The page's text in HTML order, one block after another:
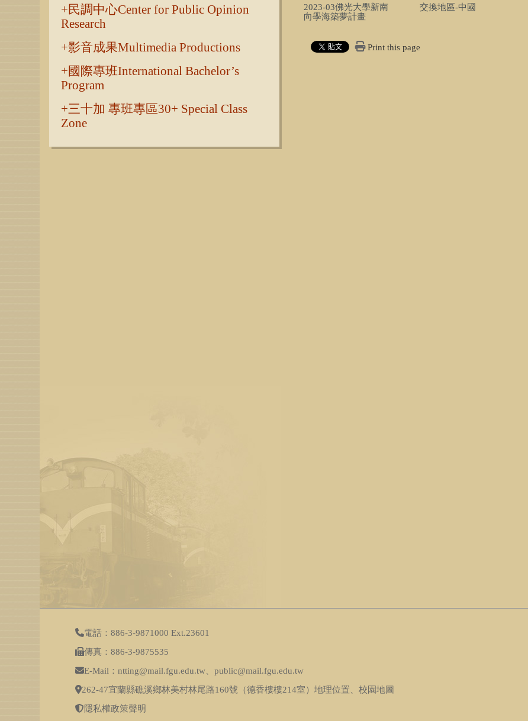
民調中心Center for Public Opinion
Research
影音成果Multimedia Productions
國際專班International Bachelor’s
Program
三十加 專班專區30+ Special Class
Zone
2023-03佛光大學新南
向學海築夢計畫
交換地區-中國
Print this page
電話：886-3-9871000 Ext.23601
傳真：886-3-9875535
E-Mail：ntting@mail.fgu.edu.tw、public@mail.fgu.edu.tw
262-47宜蘭縣礁溪鄉林美村林尾路160號（德香樓樓214室）地理位置 、校園地圖
隱私權政策聲明